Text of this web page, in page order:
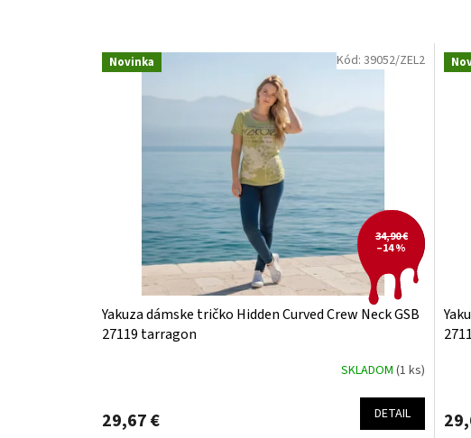
Novinka
34,90 €
–14 %
Yakuza dámske tričko Hidden Curved Crew Neck GSB
27119 tarragon
SKLADOM(1 ks)
29,67 € DETAIL
Kód:39052/ZEL2